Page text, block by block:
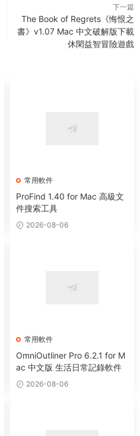
下一篇
The Book of Regrets《悔恨之
書》v1.07 Mac 中文破解版下載
休閑益智冒險遊戲
常用軟件
ProFind 1.40 for Mac 高級文
件搜索工具
2026-08-06
常用軟件
OmniOutliner Pro 6.2.1 for M
ac 中文版 生活日常記錄軟件
2026-08-06